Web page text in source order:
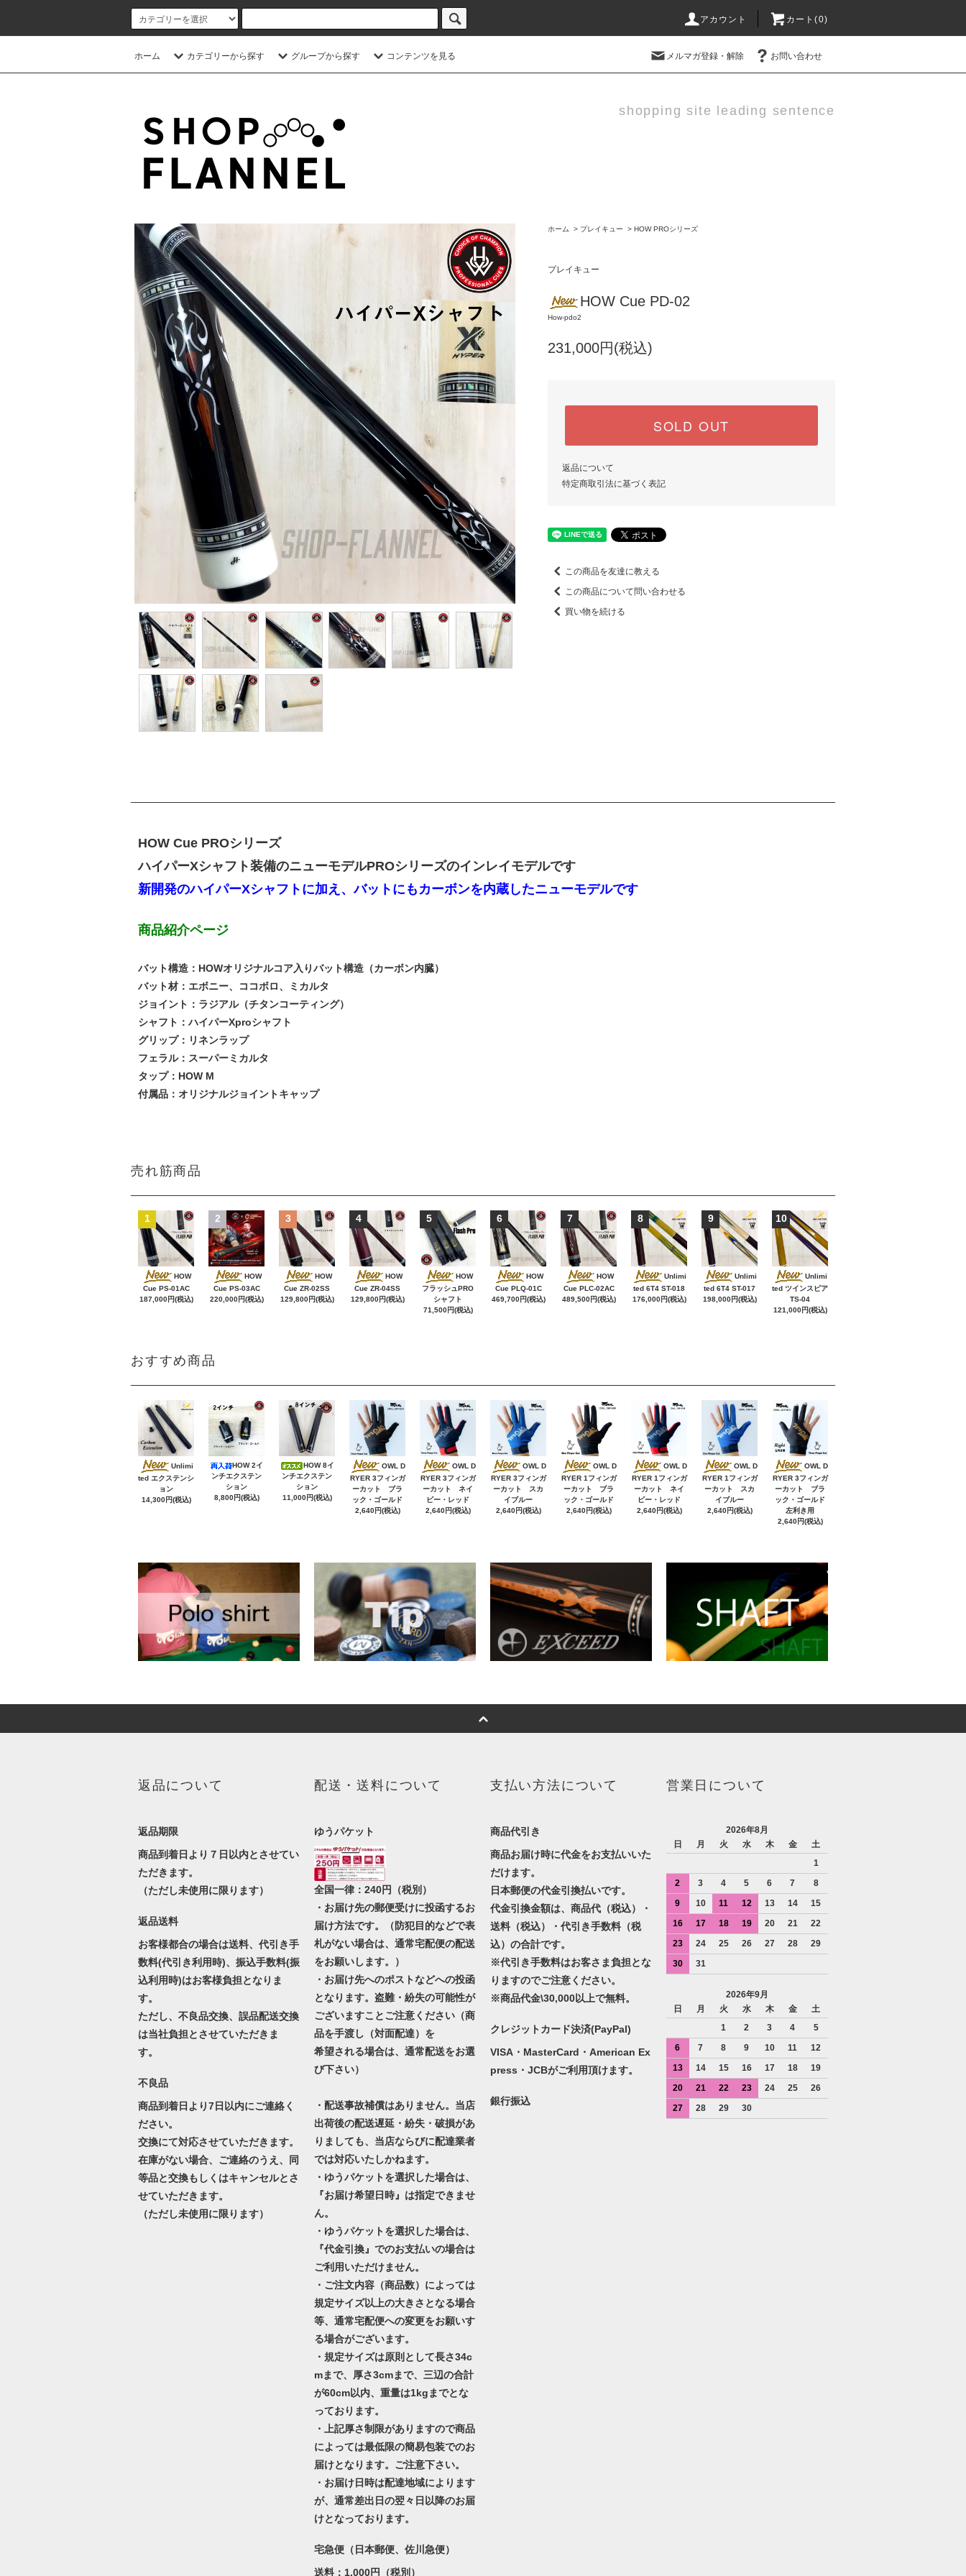
アカウント カート(0)
ホーム カテゴリーから探す グループから探す コンテンツを見る メルマガ登録・解除 お問い合わせ
shopping site leading sentence
ホーム > プレイキュー > HOW PROシリーズ
プレイキュー
HOW Cue PD-02
How-pdo2
231,000円(税込)
SOLD OUT
返品について
特定商取引法に基づく表記
この商品を友達に教える
この商品について問い合わせる
買い物を続ける
HOW Cue PROシリーズ
ハイパーXシャフト装備のニューモデルPROシリーズのインレイモデルです
新開発のハイパーXシャフトに加え、バットにもカーボンを内蔵したニューモデルです
商品紹介ページ
バット構造：HOWオリジナルコア入りバット構造（カーボン内臓）
バット材：エボニー、ココボロ、ミカルタ
ジョイント：ラジアル（チタンコーティング）
シャフト：ハイパーXproシャフト
グリップ：リネンラップ
フェラル：スーパーミカルタ
タップ：HOW M
付属品：オリジナルジョイントキャップ
売れ筋商品
1
HOW
Cue PS-01AC
187,000円(税込)
2
HOW
Cue PS-03AC
220,000円(税込)
3
HOW
Cue ZR-02SS
129,800円(税込)
4
HOW
Cue ZR-04SS
129,800円(税込)
5
HOW
フラッシュPRO
シャフト
71,500円(税込)
6
HOW
Cue PLQ-01C
469,700円(税込)
7
HOW
Cue PLC-02AC
489,500円(税込)
8
Unlimi
ted 6T4 ST-018
176,000円(税込)
9
Unlimi
ted 6T4 ST-017
198,000円(税込)
10
Unlimi
ted ツインスピア
TS-04
121,000円(税込)
おすすめ商品
Unlimi
ted エクステンシ
ョン
14,300円(税込)
HOW 2イ
ンチエクステン
ション
8,800円(税込)
HOW 8イ
ンチエクステン
ション
11,000円(税込)
OWL D
RYER 3フィンガ
ーカット ブラ
ック・ゴールド
2,640円(税込)
OWL D
RYER 3フィンガ
ーカット ネイ
ビー・レッド
2,640円(税込)
OWL D
RYER 3フィンガ
ーカット スカ
イブルー
2,640円(税込)
OWL D
RYER 1フィンガ
ーカット ブラ
ック・ゴールド
2,640円(税込)
OWL D
RYER 1フィンガ
ーカット ネイ
ビー・レッド
2,640円(税込)
OWL D
RYER 1フィンガ
ーカット スカ
イブルー
2,640円(税込)
OWL D
RYER 3フィンガ
ーカット ブラ
ック・ゴールド
左利き用
2,640円(税込)
返品について
返品期限
商品到着日より７日以内とさせてい
ただきます。
（ただし未使用に限ります）
返品送料
お客様都合の場合は送料、代引き手
数料(代引き利用時)、振込手数料(振
込利用時)はお客様負担となりま
す。
ただし、不良品交換、誤品配送交換
は当社負担とさせていただきま
す。
不良品
商品到着日より7日以内にご連絡く
ださい。
交換にて対応させていただきます。
在庫がない場合、ご連絡のうえ、同
等品と交換もしくはキャンセルとさ
せていただきます。
（ただし未使用に限ります）
配送・送料について
ゆうパケット
全国一律：240円（税別）
・お届け先の郵便受けに投函するお
届け方法です。（防犯目的などで表
札がない場合は、通常宅配便の配送
をお願いします。）
・お届け先へのポストなどへの投函
となります。盗難・紛失の可能性が
ございますことご注意ください（商
品を手渡し（対面配達）を
希望される場合は、通常配送をお選
び下さい）
・配送事故補償はありません。当店
出荷後の配送遅延・紛失・破損があ
りましても、当店ならびに配達業者
では対応いたしかねます。
・ゆうパケットを選択した場合は、
『お届け希望日時』は指定できませ
ん。
・ゆうパケットを選択した場合は、
『代金引換』でのお支払いの場合は
ご利用いただけません。
・ご注文内容（商品数）によっては
規定サイズ以上の大きさとなる場合
等、通常宅配便への変更をお願いす
る場合がございます。
・規定サイズは原則として長さ34c
mまで、厚さ3cmまで、三辺の合計
が60cm以内、重量は1kgまでとな
っております。
・上記厚さ制限がありますので商品
によっては最低限の簡易包装でのお
届けとなります。ご注意下さい。
・お届け日時は配達地域によります
が、通常差出日の翌々日以降のお届
けとなっております。
宅急便（日本郵便、佐川急便）
送料：1,000円（税別）
支払い方法について
商品代引き
商品お届け時に代金をお支払いいた
だけます。
日本郵便の代金引換払いです。
代金引換金額は、商品代（税込）・
送料（税込）・代引き手数料（税
込）の合計です。
※代引き手数料はお客さま負担とな
りますのでご注意ください。
※商品代金\30,000以上で無料。
クレジットカード決済(PayPal)
VISA・MasterCard・American Ex
press・JCBがご利用頂けます。
銀行振込
営業日について
2026年8月
日
月 火 水 木 金
土
1
2
3 4 5 6 7
8
9
10 11 12 13 14
15
16
17 18 19 20 21
22
23
24 25 26 27 28
29
30
31
2026年9月
日
月 火 水 木 金
土
1
2 3 4
5
6
7 8 9 10 11
12
13
14 15 16 17 18
19
20
21 22 23 24 25
26
27
28 29 30